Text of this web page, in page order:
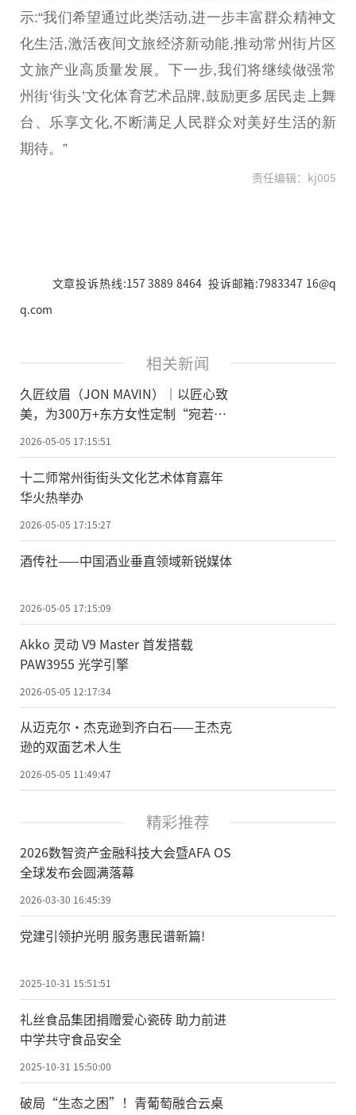
示:“我们希望通过此类活动,进一步丰富群众精神文
化生活,激活夜间文旅经济新动能,推动常州街片区
文旅产业高质量发展。下一步,我们将继续做强常
州街‘街头’文化体育艺术品牌,鼓励更多居民走上舞
台、乐享文化,不断满足人民群众对美好生活的新
期待。”
责任编辑：kj005
文章投诉热线:157 3889 8464 投诉邮箱:7983347 16@q
q.com
相关新闻
久匠纹眉（JON MAVIN）｜以匠心致
美，为300万+东方女性定制“宛若天
生”的自然眉
2026-05-05 17:15:51
十二师常州街街头文化艺术体育嘉年
华火热举办
2026-05-05 17:15:27
酒传社——中国酒业垂直领域新锐媒体
2026-05-05 17:15:09
Akko 灵动 V9 Master 首发搭载
PAW3955 光学引擎
2026-05-05 12:17:34
从迈克尔·杰克逊到齐白石——王杰克
逊的双面艺术人生
2026-05-05 11:49:47
精彩推荐
2026数智资产金融科技大会暨AFA OS
全球发布会圆满落幕
2026-03-30 16:45:39
党建引领护光明 服务惠民谱新篇!
2025-10-31 15:51:51
礼丝食品集团捐赠爱心瓷砖 助力前进
中学共守食品安全
2025-10-31 15:50:00
破局“生态之困”！青葡萄融合云桌